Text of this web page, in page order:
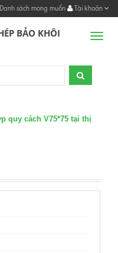
Danh sách mong muốn Tài khoản
BẢO KHÔI
quy cách V75*75 tại thị